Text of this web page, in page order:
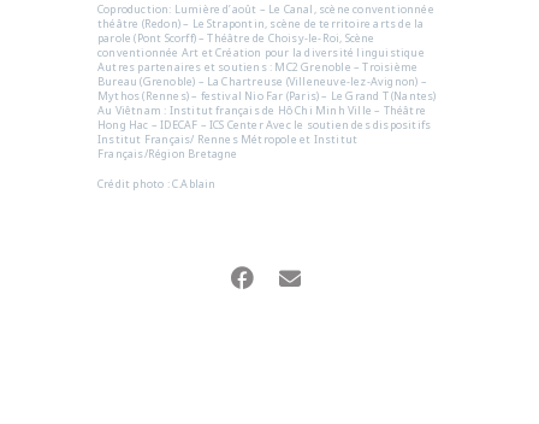
Coproduction: Lumière d’août – Le Canal, scène conventionnée
théâtre (Redon) – Le Strapontin, scène de territoire arts de la
parole (Pont Scorff) – Théâtre de Choisy-le-Roi, Scène
conventionnée Art et Création pour la diversité linguistique
Autres partenaires et soutiens : MC2 Grenoble – Troisième
Bureau (Grenoble) – La Chartreuse (Villeneuve-lez-Avignon) –
Mythos (Rennes) – festival Nio Far (Paris) – Le Grand T (Nantes)
Au Viêtnam : Institut français de Hô Chi Minh Ville – Théâtre
Hong Hac – IDECAF – ICS Center Avec le soutien des dispositifs
Institut Français/ Rennes Métropole et Institut
Français/Région Bretagne
Crédit photo : C.Ablain